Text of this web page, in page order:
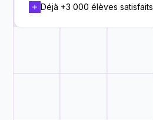
Déjà +3 000 élèves satisfaits